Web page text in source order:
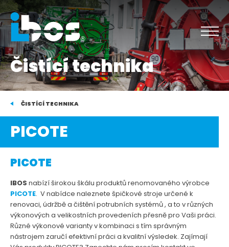
Čistící technika
ČISTÍCÍ TECHNIKA
PICOTE
PICOTE
IBOS nabízí širokou škálu produktů renomovaného výrobce
PICOTE. V nabídce naleznete špičkové stroje určené k
renovaci, údržbě a čištění potrubních systémů , a to v různých
výkonových a velikostních provedeních přesně pro Vaši práci.
Různé výkonové varianty v kombinaci s tím správným
nástrojem zaručí efektivní práci a kvalitní výsledek. Zajímají